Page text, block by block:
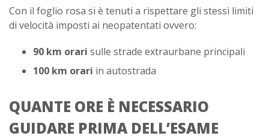
Con il foglio rosa si è tenuti a rispettare gli stessi limiti
di velocità imposti ai neopatentati ovvero:
90 km orari sulle strade extraurbane principali
100 km orari in autostrada
QUANTE ORE È NECESSARIO
GUIDARE PRIMA DELL’ESAME